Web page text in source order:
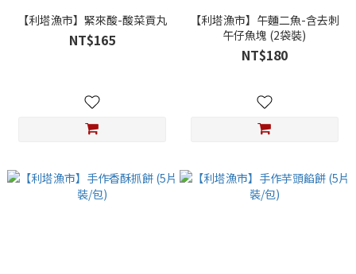
【利塔漁市】緊來酸-酸菜貢丸
NT$165
【利塔漁市】午麵二魚-含去刺
午仔魚塊 (2袋裝)
NT$180